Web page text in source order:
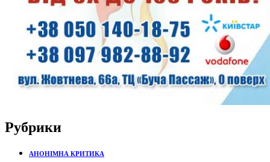
Рубрики
АНОНІМНА КРИТИКА